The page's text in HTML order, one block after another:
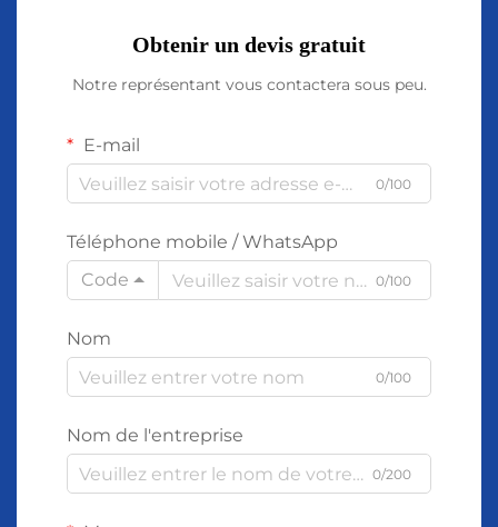
Obtenir un devis gratuit
Notre représentant vous contactera sous peu.
E-mail
0/100
Téléphone mobile / WhatsApp
Code
0/100
Nom
0/100
Nom de l'entreprise
0/200